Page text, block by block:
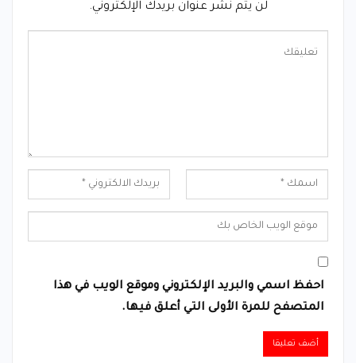
لن يتم نشر عنوان بريدك الإلكتروني.
احفظ اسمي والبريد الإلكتروني وموقع الويب في هذا
المتصفح للمرة الأولى التي أعلق فيها.